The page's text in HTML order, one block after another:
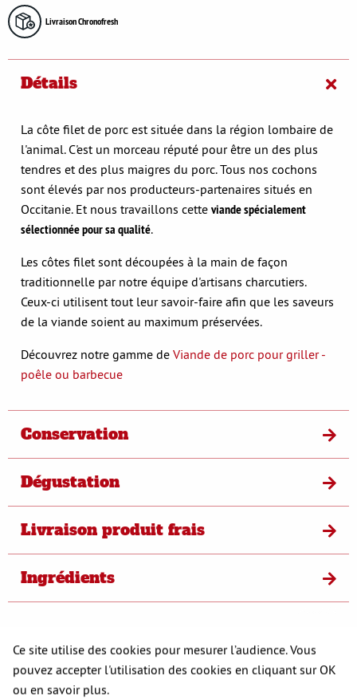
Livraison Chronofresh
Détails
La côte filet de porc est située dans la région lombaire de
l'animal. C'est un morceau réputé pour être un des plus
tendres et des plus maigres du porc. Tous nos cochons
sont élevés par nos producteurs-partenaires situés en
Occitanie. Et nous travaillons cette viande spécialement
sélectionnée pour sa qualité.
Les côtes filet sont découpées à la main de façon
traditionnelle par notre équipe d'artisans charcutiers.
Ceux-ci utilisent tout leur savoir-faire afin que les saveurs
de la viande soient au maximum préservées.
Découvrez notre gamme de Viande de porc pour griller -
poêle ou barbecue
Conservation
Dégustation
Livraison produit frais
Ingrédients
Ce site utilise des cookies pour mesurer l’audience. Vous
pouvez accepter l'utilisation des cookies en cliquant sur OK
ou en savoir plus.